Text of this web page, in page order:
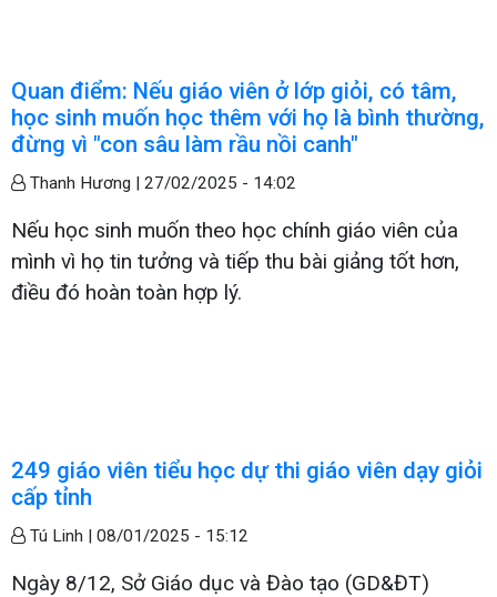
Quan điểm: Nếu giáo viên ở lớp giỏi, có tâm,
học sinh muốn học thêm với họ là bình thường,
đừng vì "con sâu làm rầu nồi canh"
Thanh Hương | 27/02/2025 - 14:02
Nếu học sinh muốn theo học chính giáo viên của
mình vì họ tin tưởng và tiếp thu bài giảng tốt hơn,
điều đó hoàn toàn hợp lý.
249 giáo viên tiểu học dự thi giáo viên dạy giỏi
cấp tỉnh
Tú Linh | 08/01/2025 - 15:12
Ngày 8/12, Sở Giáo dục và Đào tạo (GD&ĐT)